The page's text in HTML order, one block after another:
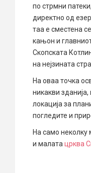
по стрмни
директно од
таа е сместена
кањон и
Скопската
на нејзината
На оваа точка
никакви
локација за
погледите и
На само неколку
и малата црква